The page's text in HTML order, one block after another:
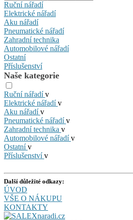
Ruční nářadí
Elektrické nářadí
Aku nářadí
Pneumatické nářadí
Zahradní technika
Automobilové nářadí
Ostatní
Příslušenství
Naše kategorie
Ruční nářadív
Elektrické nářadív
Aku nářadív
Pneumatické nářadív
Zahradní technika v
Automobilové nářadív
Ostatnív
Příslušenstvív
Další důležité odkazy:
ÚVOD
VŠE O NÁKUPU
KONTAKTY